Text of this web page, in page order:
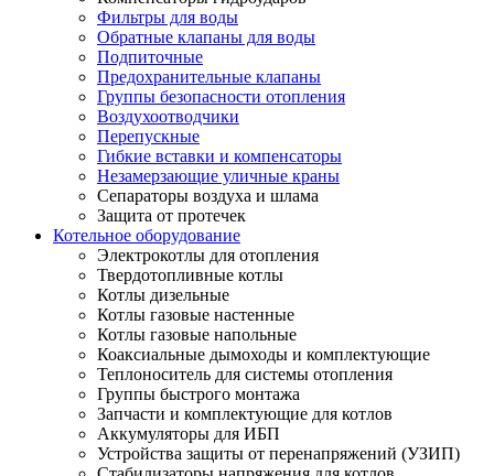
Фильтры для воды
Обратные клапаны для воды
Подпиточные
Предохранительные клапаны
Группы безопасности отопления
Воздухоотводчики
Перепускные
Гибкие вставки и компенсаторы
Незамерзающие уличные краны
Сепараторы воздуха и шлама
Защита от протечек
Котельное оборудование
Электрокотлы для отопления
Твердотопливные котлы
Котлы дизельные
Котлы газовые настенные
Котлы газовые напольные
Коаксиальные дымоходы и комплектующие
Теплоноситель для системы отопления
Группы быстрого монтажа
Запчасти и комплектующие для котлов
Аккумуляторы для ИБП
Устройства защиты от перенапряжений (УЗИП)